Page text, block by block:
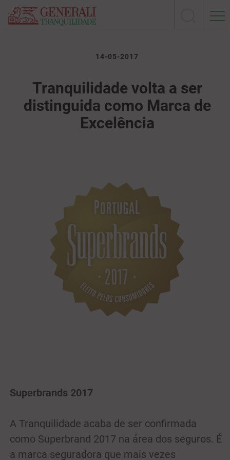
14-05-2017
Tranquilidade volta a ser
distinguida como Marca de
Excelência
Superbrands 2017
A Tranquilidade acaba de ser confirmada
como Superbrand 2017 na área dos seguros. É
a marca seguradora que mais vezes